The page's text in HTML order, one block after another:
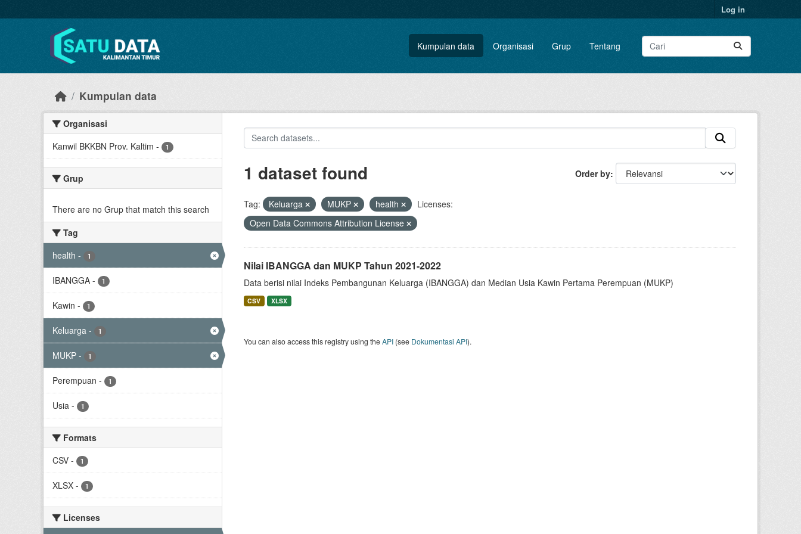
Log in
Kumpulan data Organisasi Grup Tentang
Kumpulan data
Organisasi
Kanwil BKKBN Prov. Kaltim - 1
Grup
There are no Grup that match this search
Tag
health - 1
IBANGGA - 1
Kawin - 1
Keluarga - 1
MUKP - 1
Perempuan - 1
Usia - 1
Formats
CSV - 1
XLSX - 1
Licenses
Order by
1 dataset found
Tag: Keluarga MUKP health
Licenses:
Open Data Commons Attribution License
Nilai IBANGGA dan MUKP Tahun 2021-2022
Data berisi nilai Indeks Pembangunan Keluarga (IBANGGA) dan Median Usia Kawin Pertama Perempuan (MUKP)
CSV XLSX
You can also access this registry using theAPI(see Dokumentasi API).